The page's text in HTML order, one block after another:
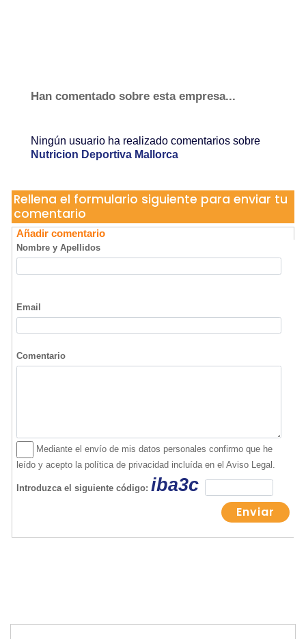
Han comentado sobre esta empresa...
Ningún usuario ha realizado comentarios sobre
Nutricion Deportiva Mallorca